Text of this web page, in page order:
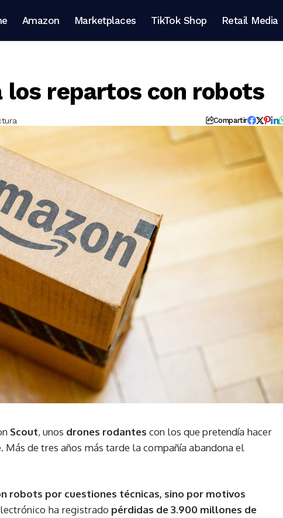
Amazon Marketplaces TikTok Shop Retail Media
los repartos con robots
Compartir
Scout, unos drones rodantes con los que pretendía hacer
de tres años más tarde la compañía abandona el
robots por cuestiones técnicas, sino por motivos
ha registrado pérdidas de 3.900 millones de